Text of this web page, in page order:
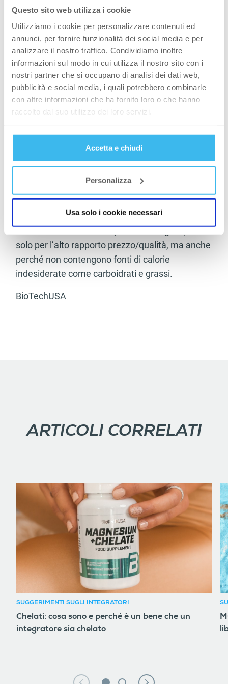
Questo sito web utilizza i cookie
Utilizziamo i cookie per personalizzare contenuti ed
annunci, per fornire funzionalità dei social media e per
analizzare il nostro traffico. Condividiamo inoltre
informazioni sul modo in cui utilizza il nostro sito con i
nostri partner che si occupano di analisi dei dati web,
pubblicità e social media, i quali potrebbero combinarle
con altre informazioni che ha fornito loro o che hanno
raccolto dal suo utilizzo dei loro servizi.
Accetta e chiudi
Personalizza
Usa solo i cookie necessari
e la forza richiesta è quella relativa ad un gesto
atletico di intensità media. Ma se fate uno sport
dove viene richiesta grande potenza e velocità,
allora il livello di proteine richieste rimane
nell’intervallo tra 1.8 e 2g/kg (di peso corporeo),
se si desidera anche un aumento della massa è
necessario superare i 2g/kg (di peso corporeo).
Anche l’età influenza il fabbisogno proteico, per
esempio gli adolescenti hanno bisogno per
crescere di 1.5 – 2g di proteine/kg di peso
Che fonti proteiche bisognerebbe scegliere?
Il petto di pollo o di tacchino, il pesce, i latticini
magri, le uova e naturalmente i frullati proteici
solo per l’alto rapporto prezzo/qualità, ma anche
perché non contengono fonti di calorie
indesiderate come carboidrati e grassi.
BioTechUSA
ARTICOLI CORRELATI
SUGGERIMENTI SUGLI INTEGRATORI
Chelati: cosa sono e perché è un bene che un
integratore sia chelato